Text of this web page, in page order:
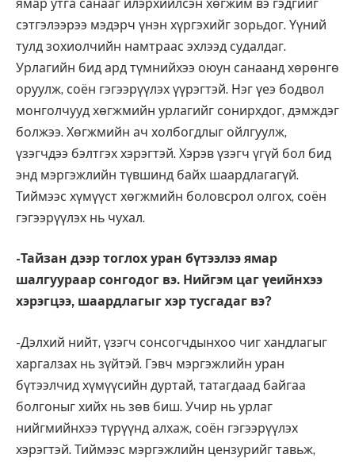
ямар утга санааг илэрхийлсэн хөгжим вэ гэдгийг
сэтгэлээрээ мэдэрч үнэн хүргэхийг зорьдог. Үүний
тулд зохиолчийн намтраас эхлээд судалдаг.
Урлагийн бид ард түмнийхээ оюун санаанд хөрөнгө
оруулж, соён гэгээрүүлэх үүрэгтэй. Нэг үеэ бодвол
монголчууд хөгжмийн урлагийг сонирхдог, дэмждэг
болжээ. Хөгжмийн ач холбогдлыг ойлгуулж,
үзэгчдээ бэлтгэх хэрэгтэй. Хэрэв үзэгч үгүй бол бид
энд мэргэжлийн түвшинд байх шаардлагагүй.
Тиймээс хүмүүст хөгжмийн боловсрол олгох, соён
гэгээрүүлэх нь чухал.
-Тайзан дээр тоглох уран бүтээлээ ямар
шалгуураар сонгодог вэ. Нийгэм цаг үеийнхээ
хэрэгцээ, шаардлагыг хэр тусгадаг вэ?
-Дэлхий нийт, үзэгч сонсогчдынхоо чиг хандлагыг
харгалзах нь зүйтэй. Гэвч мэргэжлийн уран
бүтээлчид хүмүүсийн дуртай, татагдаад байгаа
болгоныг хийх нь зөв биш. Учир нь урлаг
нийгмийнхээ түрүүнд алхаж, соён гэгээрүүлэх
хэрэгтэй. Тиймээс мэргэжлийн цензурийг тавьж,